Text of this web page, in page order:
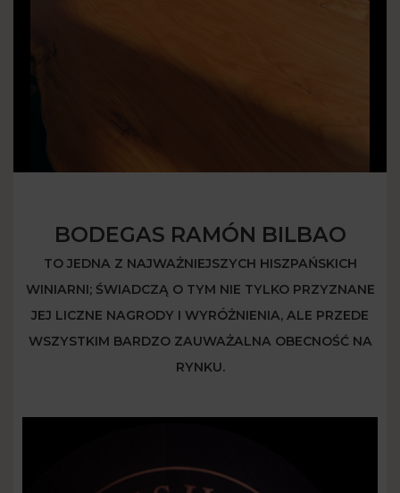
BODEGAS RAMÓN BILBAO
TO JEDNA Z NAJWAŻNIEJSZYCH HISZPAŃSKICH
WINIARNI; ŚWIADCZĄ O TYM NIE TYLKO PRZYZNANE
JEJ LICZNE NAGRODY I WYRÓŻNIENIA, ALE PRZEDE
WSZYSTKIM BARDZO ZAUWAŻALNA OBECNOŚĆ NA
RYNKU.